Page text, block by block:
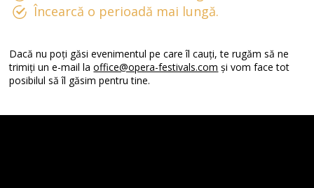
Încearcă o perioadă mai lungă.
Dacă nu poți găsi evenimentul pe care îl cauți, te rugăm să ne
trimiți un e-mail laoffice@opera-festivals.com și vom face tot
posibilul să îl găsim pentru tine.